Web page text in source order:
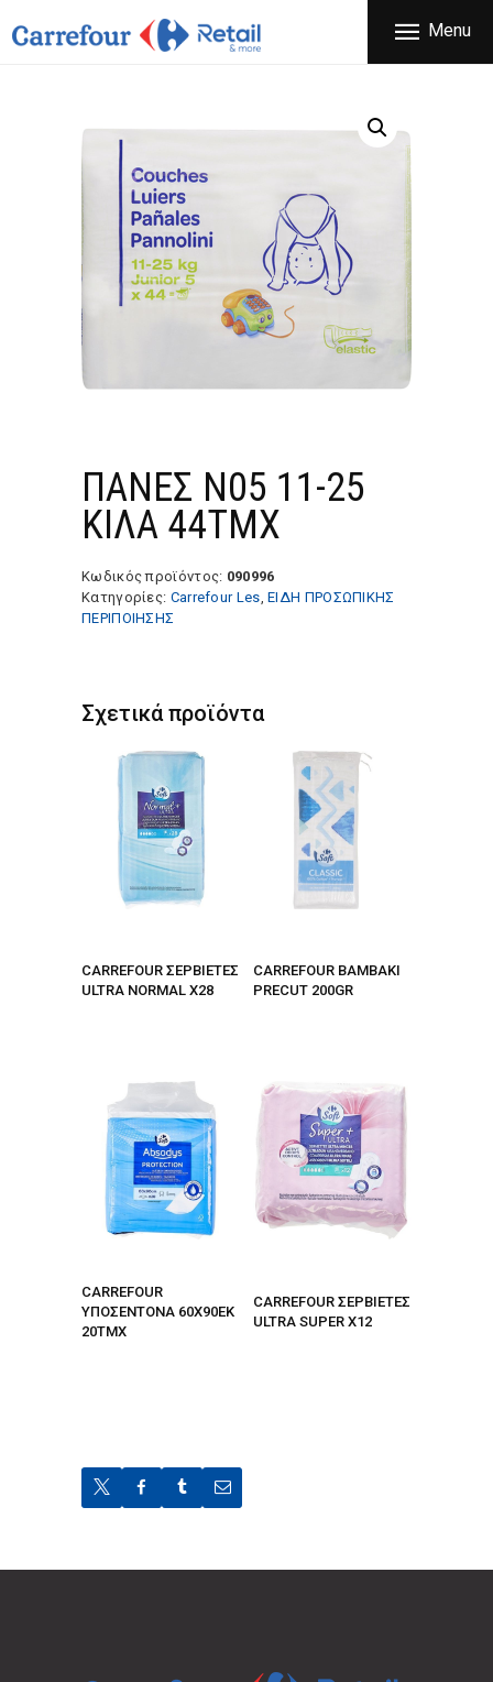
Menu
CARREFOUR
ΕΤΑΙΡΕΙΑ
ΠΡΟΪΟΝΤΑ
ΠΡΟΣΦΟΡΕΣ
FRANCHISE
ΝΕΑ
ΕΠΙΚΟΙΝΩΝΙΑ
ΠΑΝΕΣ Ν05 11-25
ΚΙΛΑ 44ΤΜΧ
Κωδικός προϊόντος: 090996
Κατηγορίες: Carrefour Les ,ΕΙΔΗ ΠΡΟΣΩΠΙΚΗΣ
ΠΕΡΙΠΟΙΗΣΗΣ
Σχετικά προϊόντα
CARREFOUR ΣΕΡΒΙΕΤΕΣ
ULTRA NORMAL X28
CARREFOUR ΒΑΜΒΑΚΙ
PRECUT 200GR
CARREFOUR
ΥΠΟΣΕΝΤΟΝΑ 60Χ90ΕΚ
20ΤΜΧ
CARREFOUR ΣΕΡΒΙΕΤΕΣ
ULTRA SUPER X12